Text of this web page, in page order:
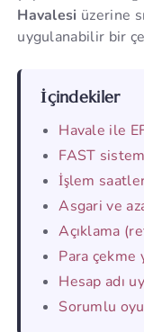
Havalesi üzerine
uygulanabilir bir
İçindekiler
Havale ile
FAST
İşlem
Asgari ve
Açıklama
Para çekme
Hesap adı
Sorumlu